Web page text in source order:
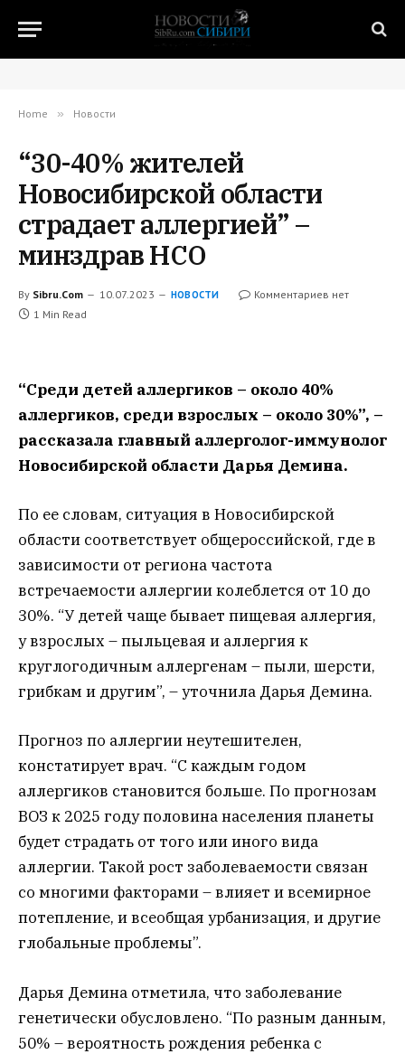
Home » Новости
“30-40% жителей
Новосибирской области
страдает аллергией” –
минздрав НСО
By Sibru.Com 10.07.2023 НОВОСТИ
Комментариев нет
1 Min Read
“Среди детей аллергиков – около 40%
аллергиков, среди взрослых – около 30%”, –
рассказала главный аллерголог-иммунолог
Новосибирской области Дарья Демина.
По ее словам, ситуация в Новосибирской
области соответствует общероссийской, где в
зависимости от региона частота
встречаемости аллергии колеблется от 10 до
30%. “У детей чаще бывает пищевая аллергия,
у взрослых – пыльцевая и аллергия к
круглогодичным аллергенам – пыли, шерсти,
грибкам и другим”, – уточнила Дарья Демина.
Прогноз по аллергии неутешителен,
констатирует врач. “С каждым годом
аллергиков становится больше. По прогнозам
ВОЗ к 2025 году половина населения планеты
будет страдать от того или иного вида
аллергии. Такой рост заболеваемости связан
со многими факторами – влияет и всемирное
потепление, и всеобщая урбанизация, и другие
глобальные проблемы”.
Дарья Демина отметила, что заболевание
генетически обусловлено. “По разным данным,
50% – вероятность рождения ребенка с